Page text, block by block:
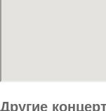
Другие